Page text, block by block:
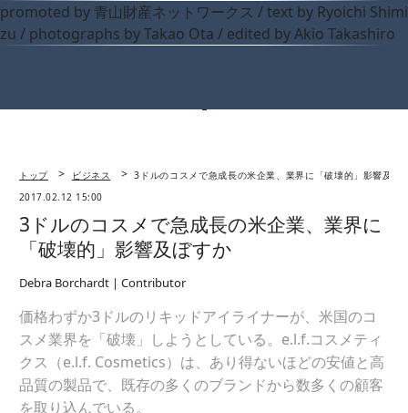
promoted by 青山財産ネットワークス / text by Ryoichi Shimi
zu / photographs by Takao Ota / edited by Akio Takashiro
トップ ビジネス
3ドルのコスメで急成長の米企業、業界に「破壊的」影響及ぼ
2017.02.12 15:00
3ドルのコスメで急成長の米企業、業界に
「破壊的」影響及ぼすか
Debra Borchardt | Contributor
価格わずか3ドルのリキッドアイライナーが、米国のコ
スメ業界を「破壊」しようとしている。e.l.f.コスメティ
クス（e.l.f. Cosmetics）は、あり得ないほどの安値と高
品質の製品で、既存の多くのブランドから数多くの顧客
を取り込んでいる。